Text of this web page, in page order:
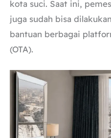
kota suci. Saat ini,
juga sudah bisa
bantuan berbagai
(OTA).